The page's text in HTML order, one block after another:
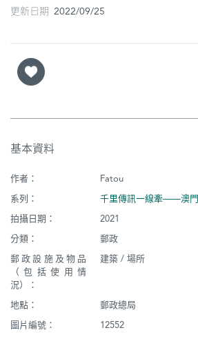
市
更新日期 2022/09/25
基本資料
作者：
Fatou
系列：
千里傳訊一線牽——澳
拍攝日期：
2021
分類：
郵政
郵政設施及物品
（包括使用情
況）：
建築 / 場所
地點：
郵政總局
圖片編號：
12552